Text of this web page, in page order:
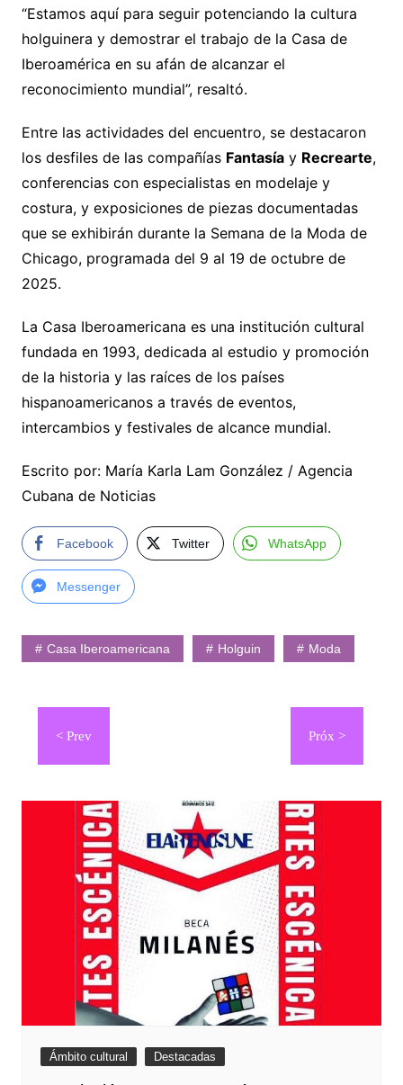
“Estamos aquí para seguir potenciando la cultura
holguinera y demostrar el trabajo de la Casa de
Iberoamérica en su afán de alcanzar el
reconocimiento mundial”, resaltó.
Entre las actividades del encuentro, se destacaron
los desfiles de las compañías Fantasíay Recrearte,
conferencias con especialistas en modelaje y
costura, y exposiciones de piezas documentadas
que se exhibirán durante la Semana de la Moda de
Chicago, programada del 9 al 19 de octubre de
2025.
La Casa Iberoamericana es una institución cultural
fundada en 1993, dedicada al estudio y promoción
de la historia y las raíces de los países
hispanoamericanos a través de eventos,
intercambios y festivales de alcance mundial.
Escrito por: María Karla Lam González / Agencia
Cubana de Noticias
Facebook Twitter WhatsApp
Messenger
Casa Iberoamericana Holguin Moda
Navegación
entradas
Ámbito cultural Destacadas